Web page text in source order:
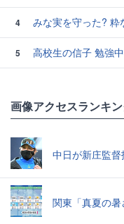
4 みな実を守った? 粋
5
高校生の信子 勉強
画像アクセスランキ
中日が新庄監
関東「真夏の